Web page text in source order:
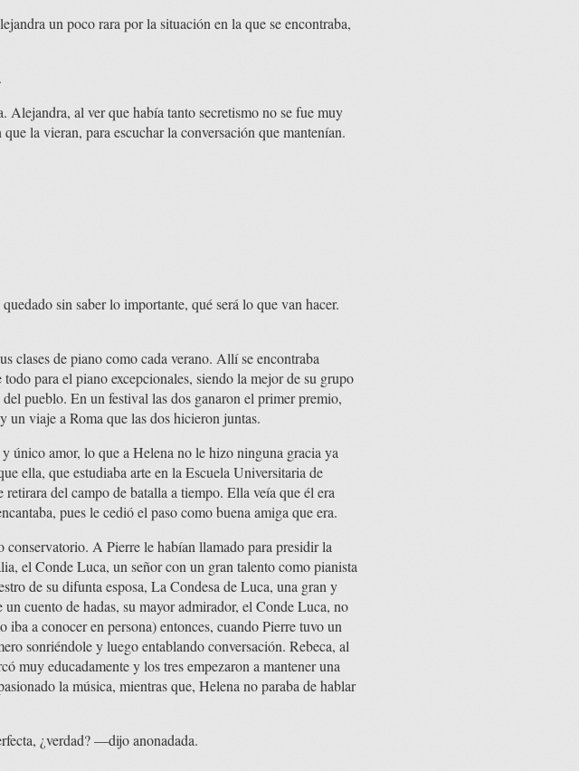
un poco rara por la situación en la que se encontraba,
al ver que había tanto secretismo no se fue muy
la vieran, para escuchar la conversación que mantenían.
sin saber lo importante, qué será lo que van hacer.
clases de piano como cada verano. Allí se encontraba
para el piano excepcionales, siendo la mejor de su grupo
pueblo. En un festival las dos ganaron el primer premio,
un viaje a Roma que las dos hicieron juntas.
único amor, lo que a Helena no le hizo ninguna gracia ya
ella, que estudiaba arte en la Escuela Universitaria de
del campo de batalla a tiempo. Ella veía que él era
pues le cedió el paso como buena amiga que era.
A Pierre le habían llamado para presidir la
el Conde Luca, un señor con un gran talento como pianista
de su difunta esposa, La Condesa de Luca, una gran y
cuento de hadas, su mayor admirador, el Conde Luca, no
iba a conocer en persona) entonces, cuando Pierre tuvo un
sonriéndole y luego entablando conversación. Rebeca, al
muy educadamente y los tres empezaron a mantener una
la música, mientras que, Helena no paraba de hablar
¿verdad? —dijo anonadada.